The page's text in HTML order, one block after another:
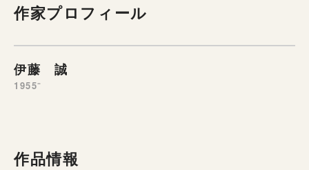
作家プロフィール
伊藤 誠
1955⁻
作品情報